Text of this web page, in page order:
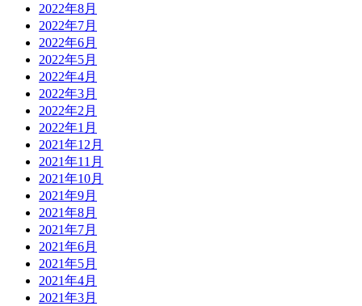
2022年8月
2022年7月
2022年6月
2022年5月
2022年4月
2022年3月
2022年2月
2022年1月
2021年12月
2021年11月
2021年10月
2021年9月
2021年8月
2021年7月
2021年6月
2021年5月
2021年4月
2021年3月